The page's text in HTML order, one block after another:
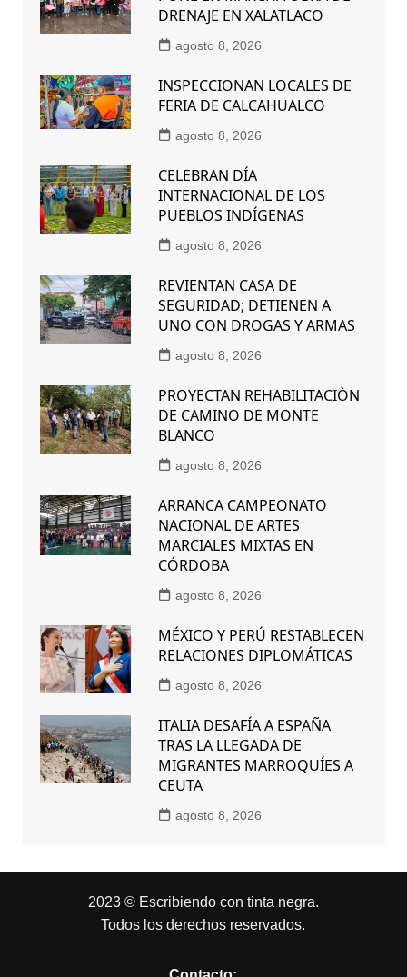
DRENAJE EN XALATLACO
agosto 8, 2026
INSPECCIONAN LOCALES DE
FERIA DE CALCAHUALCO
agosto 8, 2026
CELEBRAN DÍA
INTERNACIONAL DE LOS
PUEBLOS INDÍGENAS
agosto 8, 2026
REVIENTAN CASA DE
SEGURIDAD; DETIENEN A
UNO CON DROGAS Y ARMAS
agosto 8, 2026
PROYECTAN REHABILITACIÒN
DE CAMINO DE MONTE
BLANCO
agosto 8, 2026
ARRANCA CAMPEONATO
NACIONAL DE ARTES
MARCIALES MIXTAS EN
CÓRDOBA
agosto 8, 2026
MÉXICO Y PERÚ RESTABLECEN
RELACIONES DIPLOMÁTICAS
agosto 8, 2026
ITALIA DESAFÍA A ESPAÑA
TRAS LA LLEGADA DE
MIGRANTES MARROQUÍES A
CEUTA
agosto 8, 2026
2023 © Escribiendo con tinta negra.
Todos los derechos reservados.